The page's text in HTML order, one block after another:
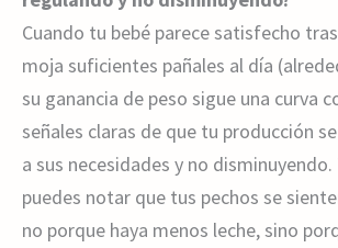
Cuando tu bebé parece satisfecho
moja suficientes pañales al día
su ganancia de peso sigue una curva
señales claras de que tu producción
a sus necesidades y no disminuyendo.
puedes notar que tus pechos se
no porque haya menos leche, sino